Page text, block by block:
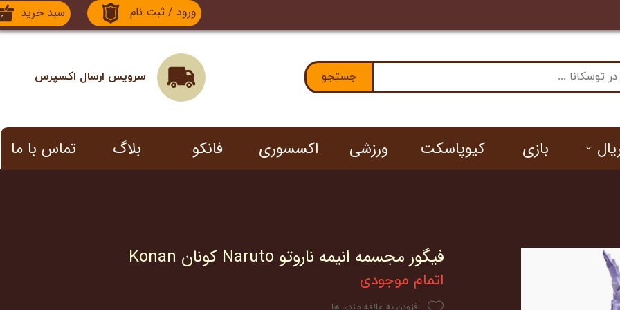
جستجو سرویس ارسال اکسپرس
۰ سبد خرید ورود / ثبت نام
تغییر گذر واژه
سفارشات
خروج از حساب کاربری
بازی کیوپاسکت ورزشی اکسسوری فانکو بلاگ تماس با ما
فیگور مجسمه انیمه ناروتو Naruto کونان Konan
اتمام موجودی
افزودن به علاقه مندی ها